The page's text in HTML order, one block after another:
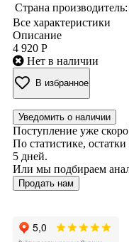
Страна производитель:
Все характеристики
Описание
4 920 Р
Нет в наличии
В избранное
Уведомить о наличии
Поступление уже
По статистике,
5 дней.
Или мы подбираем
Продать нам